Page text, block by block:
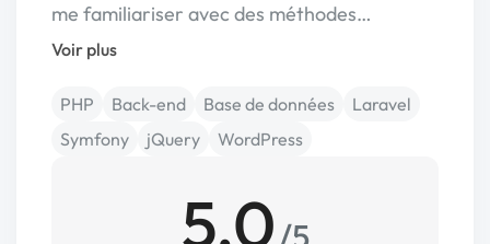
me familiariser avec des méthodes…
Voir plus
PHP Back-end Base de données
Laravel
Symfony
jQuery WordPress
5,0